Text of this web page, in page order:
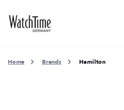
Home Brands Hamilton